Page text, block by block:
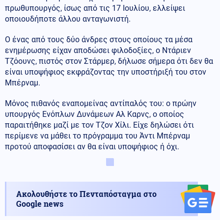
πρωθυπουργός, ίσως από τις 17 Ιουλίου, ελλείψει
οποιουδήποτε άλλου ανταγωνιστή.
Ο ένας από τους δύο άνδρες στους οποίους τα μέσα
ενημέρωσης είχαν αποδώσει φιλοδοξίες, ο Ντάριεν
Τζόουνς, πιστός στον Στάρμερ, δήλωσε σήμερα ότι δεν θα
είναι υποψήφιος εκφράζοντας την υποστήριξή του στον
Μπέρναμ.
Μόνος πιθανός εναπομείνας αντίπαλός του: ο πρώην
υπουργός Ενόπλων Δυνάμεων Αλ Καρνς, ο οποίος
παραιτήθηκε μαζί με τον Τζον Χίλι. Είχε δηλώσει ότι
περίμενε να μάθει το πρόγραμμα του Άντι Μπέρναμ
προτού αποφασίσει αν θα είναι υποψήφιος ή όχι.
Ακολουθήστε το Πενταπόσταγμα στο
Google news